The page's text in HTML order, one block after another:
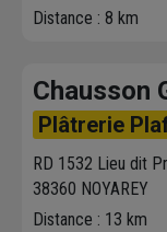
Distance : 8 km
Chausson
Plâtrerie
RD 1532 Lieu dit
38360 NOYAREY
Distance : 13 km